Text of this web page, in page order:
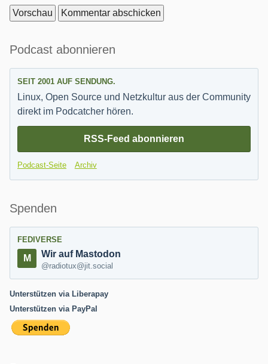
Seitenleiste
Podcast abonnieren
SEIT 2001 AUF SENDUNG.
Linux, Open Source und Netzkultur aus der Community
direkt im Podcatcher hören.
RSS-Feed abonnieren
Podcast-Seite Archiv
Spenden
FEDIVERSE
Wir auf Mastodon
@radiotux@jit.social
Unterstützen via Liberapay
Unterstützen via PayPal